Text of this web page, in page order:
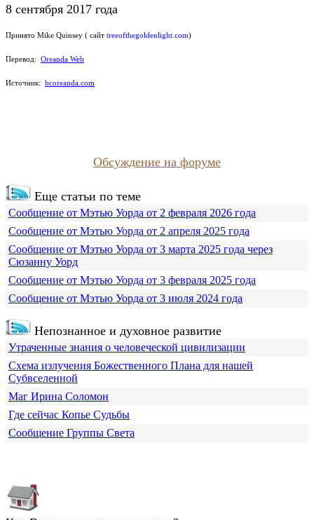
8 сентября 2017 года
Принято Mike Quinsey ( сайт treeofthegoldenlight.com)
Перевод: Oreanda Web
Источник: bcoreanda.com
Обсуждение на форуме
Еще статьи по теме
Сообщение от Мэтью Уорда от 2 февраля 2026 года
Сообщение от Мэтью Уорда от 2 апреля 2025 года
Сообщение от Мэтью Уорда от 3 марта 2025 года через
Сюзанну Уорд
Сообщение от Мэтью Уорда от 3 февраля 2025 года
Сообщение от Мэтью Уорда от 3 июля 2024 года
Непознанное и духовное развитие
Утраченные знания о человеческой цивилизации
Схема излучения Божественного Плана для нашей
Субвселенной
Маг Ирина Соломон
Где сейчас Копье Судьбы
Сообщение Группы Света